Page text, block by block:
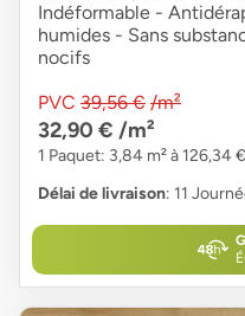
Indéformable -
humides - Sans
nocifs
PVC 39,56 € /m²
32,90 € /m²
1 Paquet: 3,84 m² à 126,34 €
Délai de livraison: 11